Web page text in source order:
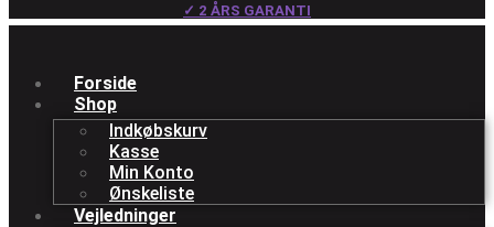
✓ 2 ÅRS GARANTI
Forside
Shop
Indkøbskurv
Kasse
Min Konto
Ønskeliste
Vejledninger